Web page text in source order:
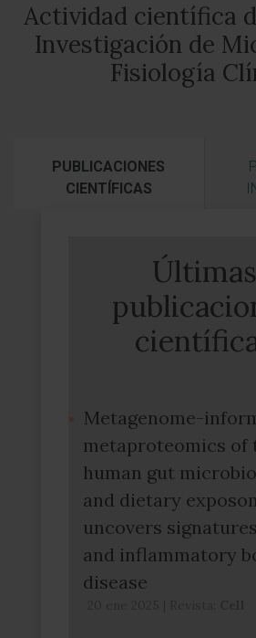
Actividad científica
Investigación de
Fisiología
PUBLICACIONES
CIENTÍFICAS
Últimas
Metagenome-
metaproteomics of
human gut
and dietary
uncovers
and inflammatory
disease